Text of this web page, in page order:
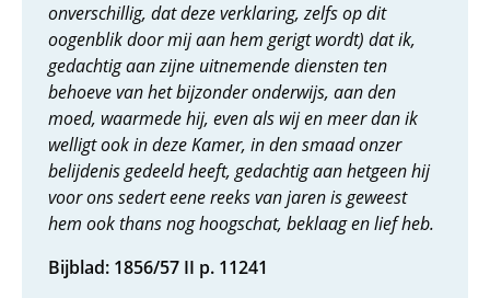
onverschillig, dat deze verklaring, zelfs op dit
oogenblik door mij aan hem gerigt wordt) dat ik,
gedachtig aan zijne uitnemende diensten ten
behoeve van het bijzonder onderwijs, aan den
moed, waarmede hij, even als wij en meer dan ik
welligt ook in deze Kamer, in den smaad onzer
belijdenis gedeeld heeft, gedachtig aan hetgeen hij
voor ons sedert eene reeks van jaren is geweest
hem ook thans nog hoogschat, beklaag en lief heb.
Bijblad: 1856/57 II p. 11241